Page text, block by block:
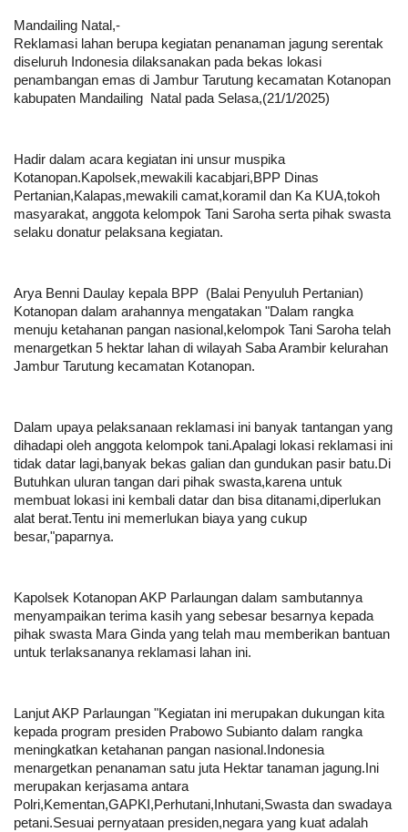
Mandailing Natal,-
Reklamasi lahan berupa kegiatan penanaman jagung serentak
diseluruh Indonesia dilaksanakan pada bekas lokasi
penambangan emas di Jambur Tarutung kecamatan Kotanopan
kabupaten Mandailing Natal pada Selasa,(21/1/2025)
Hadir dalam acara kegiatan ini unsur muspika
Kotanopan.Kapolsek,mewakili kacabjari,BPP Dinas
Pertanian,Kalapas,mewakili camat,koramil dan Ka KUA,tokoh
masyarakat, anggota kelompok Tani Saroha serta pihak swasta
selaku donatur pelaksana kegiatan.
Arya Benni Daulay kepala BPP (Balai Penyuluh Pertanian)
Kotanopan dalam arahannya mengatakan "Dalam rangka
menuju ketahanan pangan nasional,kelompok Tani Saroha telah
menargetkan 5 hektar lahan di wilayah Saba Arambir kelurahan
Jambur Tarutung kecamatan Kotanopan.
Dalam upaya pelaksanaan reklamasi ini banyak tantangan yang
dihadapi oleh anggota kelompok tani.Apalagi lokasi reklamasi ini
tidak datar lagi,banyak bekas galian dan gundukan pasir batu.Di
Butuhkan uluran tangan dari pihak swasta,karena untuk
membuat lokasi ini kembali datar dan bisa ditanami,diperlukan
alat berat.Tentu ini memerlukan biaya yang cukup
besar,"paparnya.
Kapolsek Kotanopan AKP Parlaungan dalam sambutannya
menyampaikan terima kasih yang sebesar besarnya kepada
pihak swasta Mara Ginda yang telah mau memberikan bantuan
untuk terlaksananya reklamasi lahan ini.
Lanjut AKP Parlaungan "Kegiatan ini merupakan dukungan kita
kepada program presiden Prabowo Subianto dalam rangka
meningkatkan ketahanan pangan nasional.Indonesia
menargetkan penanaman satu juta Hektar tanaman jagung.Ini
merupakan kerjasama antara
Polri,Kementan,GAPKI,Perhutani,Inhutani,Swasta dan swadaya
petani.Sesuai pernyataan presiden,negara yang kuat adalah